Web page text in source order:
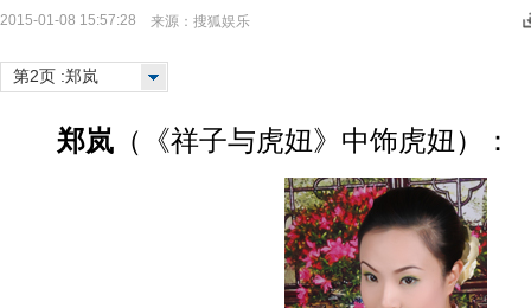
2015-01-08 15:57:28 来源： 搜狐娱乐
第2页 :郑岚
郑岚 （《祥子与虎妞》中饰虎妞）：